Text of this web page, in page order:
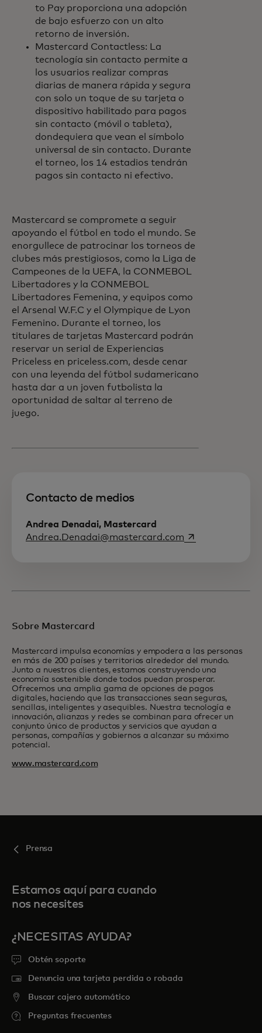
to Pay proporciona una adopción
de bajo esfuerzo con un alto
retorno de inversión.
Mastercard Contactless: La
tecnología sin contacto permite a
los usuarios realizar compras
diarias de manera rápida y segura
con solo un toque de su tarjeta o
dispositivo habilitado para pagos
sin contacto (móvil o tableta),
dondequiera que vean el símbolo
universal de sin contacto. Durante
el torneo, los 14 estadios tendrán
pagos sin contacto ni efectivo.
Mastercard se compromete a seguir
apoyando el fútbol en todo el mundo. Se
enorgullece de patrocinar los torneos de
clubes más prestigiosos, como la Liga de
Campeones de la UEFA, la CONMEBOL
Libertadores y la CONMEBOL
Libertadores Femenina, y equipos como
el Arsenal W.F.C y el Olympique de Lyon
Femenino. Durante el torneo, los
titulares de tarjetas Mastercard podrán
reservar un serial de Experiencias
Priceless en priceless.com, desde cenar
con una leyenda del fútbol sudamericano
hasta dar a un joven futbolista la
oportunidad de saltar al terreno de
juego.
Contacto de medios
Andrea Denadai, Mastercard
Andrea.Denadai@mastercard.com se abre en una
Sobre Mastercard
Mastercard impulsa economías y empodera a las personas
en más de 200 países y territorios alrededor del mundo.
Junto a nuestros clientes, estamos construyendo una
economía sostenible donde todos puedan prosperar.
Ofrecemos una amplia gama de opciones de pagos
digitales, haciendo que las transacciones sean seguras,
sencillas, inteligentes y asequibles. Nuestra tecnología e
innovación, alianzas y redes se combinan para ofrecer un
conjunto único de productos y servicios que ayudan a
personas, compañías y gobiernos a alcanzar su máximo
potencial.
www.mastercard.com
Prensa
Estamos aquí para cuando
nos necesites
¿NECESITAS AYUDA?
Obtén soporte
Denuncia una tarjeta perdida o robada
Buscar cajero automático
Preguntas frecuentes